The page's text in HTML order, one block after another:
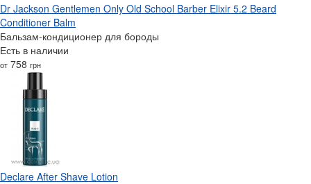
Dr Jackson Gentlemen Only Old School Barber Elixir 5.2 Beard
Conditioner Balm
Бальзам-кондиционер для бороды
Есть в наличии
от 758 грн
Declare After Shave Lotion